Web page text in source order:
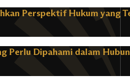
Perspektif Hukum yang
Perlu Dipahami dalam